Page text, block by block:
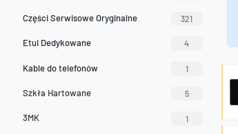
Części Serwisowe Oryginalne 321
Etui Dedykowane 4
Kable do telefonów 1
Szkła Hartowane 5
3MK 1